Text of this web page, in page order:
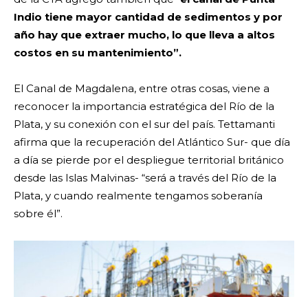
Indio tiene mayor cantidad de sedimentos y por
año hay que extraer mucho, lo que lleva a altos
costos en su mantenimiento”.
El Canal de Magdalena, entre otras cosas, viene a
reconocer la importancia estratégica del Río de la
Plata, y su conexión con el sur del país. Tettamanti
afirma que la recuperación del Atlántico Sur- que día
a día se pierde por el despliegue territorial británico
desde las Islas Malvinas- “será a través del Río de la
Plata, y cuando realmente tengamos soberanía
sobre él”.